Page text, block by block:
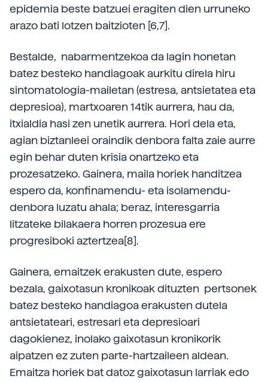
epidemia beste batzuei eragiten dien urruneko
arazo bati lotzen baitzioten [6,7].
Bestalde, nabarmentzekoa da lagin honetan
batez besteko handiagoak aurkitu direla hiru
sintomatologia-mailetan (estresa, antsietatea eta
depresioa), martxoaren 14tik aurrera, hau da,
itxialdia hasi zen unetik aurrera. Hori dela eta,
agian biztanleei oraindik denbora falta zaie aurre
egin behar duten krisia onartzeko eta
prozesatzeko. Gainera, maila horiek handitzea
espero da, konfinamendu- eta isolamendu-
denbora luzatu ahala; beraz, interesgarria
litzateke bilakaera horren prozesua ere
progresiboki aztertzea[8].
Gainera, emaitzek erakusten dute, espero
bezala, gaixotasun kronikoak dituzten pertsonek
batez besteko handiagoa erakusten dutela
antsietateari, estresari eta depresioari
dagokienez, inolako gaixotasun kronikorik
aipatzen ez zuten parte-hartzaileen aldean.
Emaitza horiek bat datoz gaixotasun larriak edo